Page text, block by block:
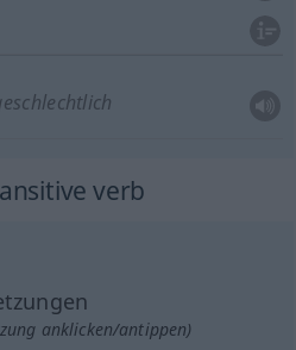
verb
anklicken/antippen)